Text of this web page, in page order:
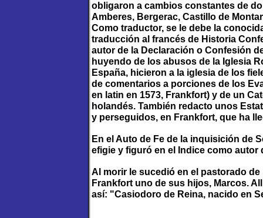
obligaron a cambios constantes de
Amberes, Bergerac, Castillo de
Como traductor, se le debe la
traducción al francés de Historia
autor de la Declaración o Confesión
huyendo de los abusos de la Iglesia
España, hicieron a la iglesia de los
de comentarios a porciones de los
en latin en 1573, Frankfort) y de un
holandés. También redacto unos
y perseguidos, en Frankfort, que ha
En el Auto de Fe de la inquisición de
efigie y figuró en el Indice como autor
Al morir le sucedió en el pastorado
Frankfort uno de sus hijos, Marcos.
así: "Casiodoro de Reina, nacido en